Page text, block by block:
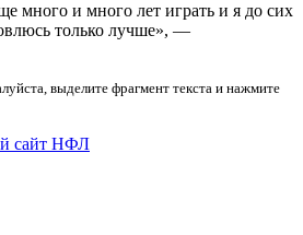
много и много лет играть и я до сих
только лучше», —
выделите фрагмент текста и нажмите
сайт НФЛ